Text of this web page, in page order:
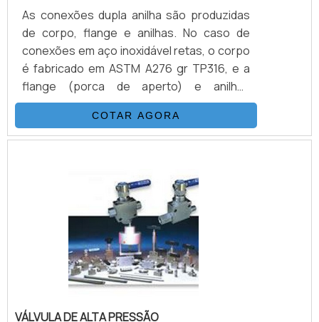
As conexões dupla anilha são produzidas
de corpo, flange e anilhas. No caso de
conexões em aço inoxidável retas, o corpo
é fabricado em ASTM A276 gr TP316, e a
flange (porca de aperto) e anilhas
(dianteira e traseira) também é fabricada
em ASTM A276 gr TP316, porém, com
tratamento de nitretação na anilha
O PRODUTOEste tipo de produto garante
um endurecimento externo muito grande,
contudo, mantém a flexibilidade interna da
anilha, garantindo um funcionamento .
COTAR AGORA
VÁLVULA DE ALTA PRESSÃO